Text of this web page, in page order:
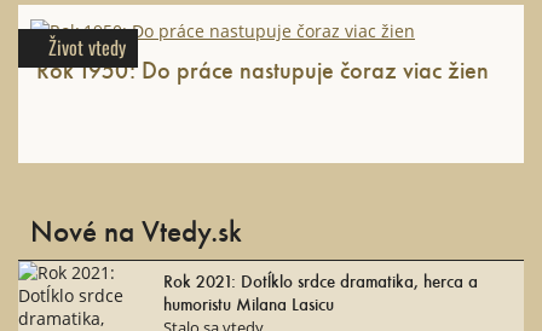
Život vtedy
Rok 1950: Do práce nastupuje čoraz viac žien
Nové na Vtedy.sk
Rok 2021: Dotĺklo srdce dramatika, herca a
humoristu Milana Lasicu